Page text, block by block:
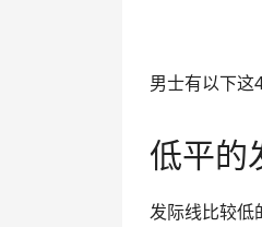
男士有以下这
低平的
发际线比较低